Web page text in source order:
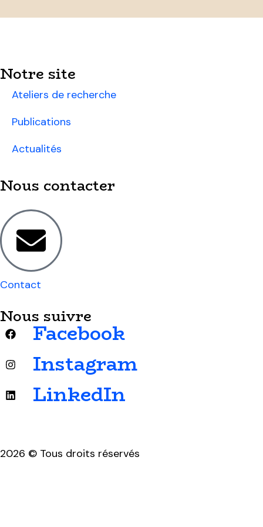
Notre site
Ateliers de recherche
Publications
Actualités
Nous contacter
Contact
Nous suivre
Facebook
Instagram
LinkedIn
2026 © Tous droits réservés